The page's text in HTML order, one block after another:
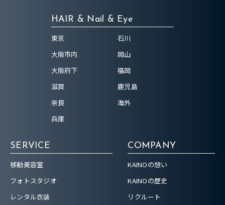
HAIR & Nail & Eye
東京
大阪市内
大阪府下
滋賀
奈良
兵庫
石川
岡山
福岡
鹿児島
海外
SERVICE
移動美容室
フォトスタジオ
レンタル衣装
COMPANY
KAINOの想い
KAINOの歴史
リクルート